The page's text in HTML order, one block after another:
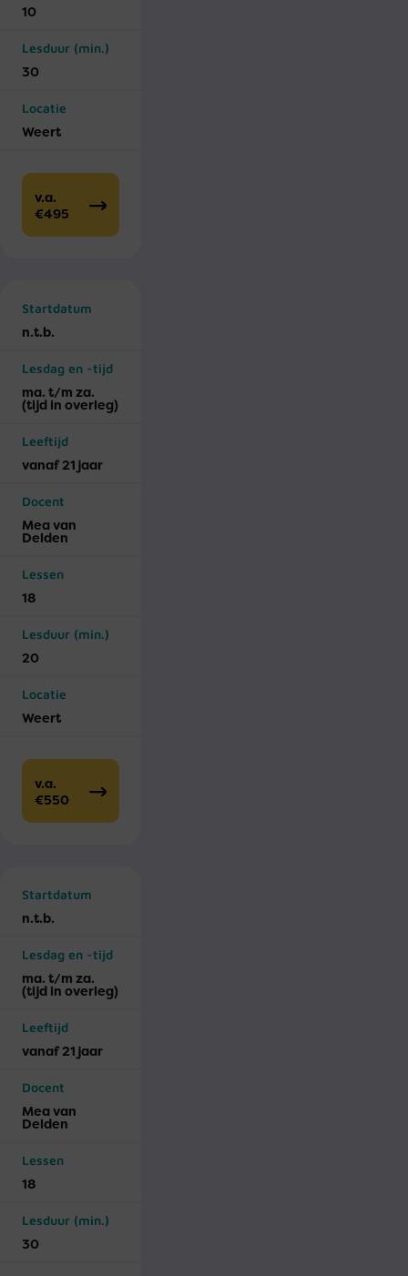
10
Lesduur (min.)
30
Locatie
Weert
v.a.
€495
Startdatum
n.t.b.
Lesdag en -tijd
ma. t/m za.
(tijd in overleg)
Leeftijd
vanaf 21 jaar
Docent
Mea van
Delden
Lessen
18
Lesduur (min.)
20
Locatie
Weert
v.a.
€550
Startdatum
n.t.b.
Lesdag en -tijd
ma. t/m za.
(tijd in overleg)
Leeftijd
vanaf 21 jaar
Docent
Mea van
Delden
Lessen
18
Lesduur (min.)
30